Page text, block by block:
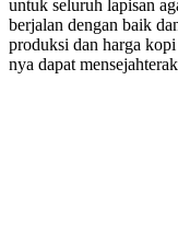
untuk seluruh lapisan
berjalan dengan baik
produksi dan harga
nya dapat